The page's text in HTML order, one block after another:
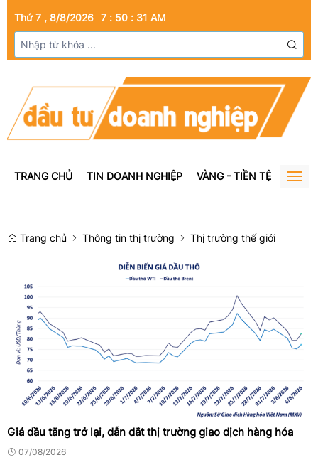
Thứ 7 , 8/8/2026 7 : 50 : 32 AM
TRANG CHỦ TIN DOANH NGHIỆP VÀNG - TIỀN TỆ BẤT
Trang chủ Thông tin thị trường Thị trường thế giới
Giá dầu tăng trở lại, dẫn dắt thị trường giao dịch hàng hóa
07/08/2026